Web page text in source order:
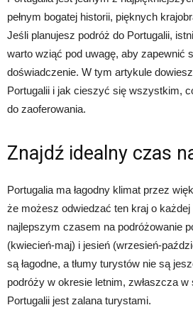
pełnym bogatej historii, pięknych
Jeśli planujesz podróż do Portugalii,
warto wziąć pod uwagę, aby zapewnić
doświadczenie. W tym artykule
Portugalii i jak cieszyć się wszystkim,
do zaoferowania.
Znajdź idealny czas
Portugalia ma łagodny klimat przez
że możesz odwiedzać ten kraj o
najlepszym czasem na podróżowanie
(kwiecień-maj) i jesień (wrzesień-
są łagodne, a tłumy turystów nie są
podróży w okresie letnim, zwłaszcza
Portugalii jest zalana turystami.